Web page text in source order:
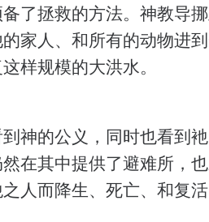
了拯救的方法。神教导
家人、和所有的动物进
样规模的大洪水。
神的公义，同时也看到
在其中提供了避难所，
人而降生、死亡、和复